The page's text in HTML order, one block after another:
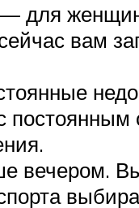
для
вам
вечером.